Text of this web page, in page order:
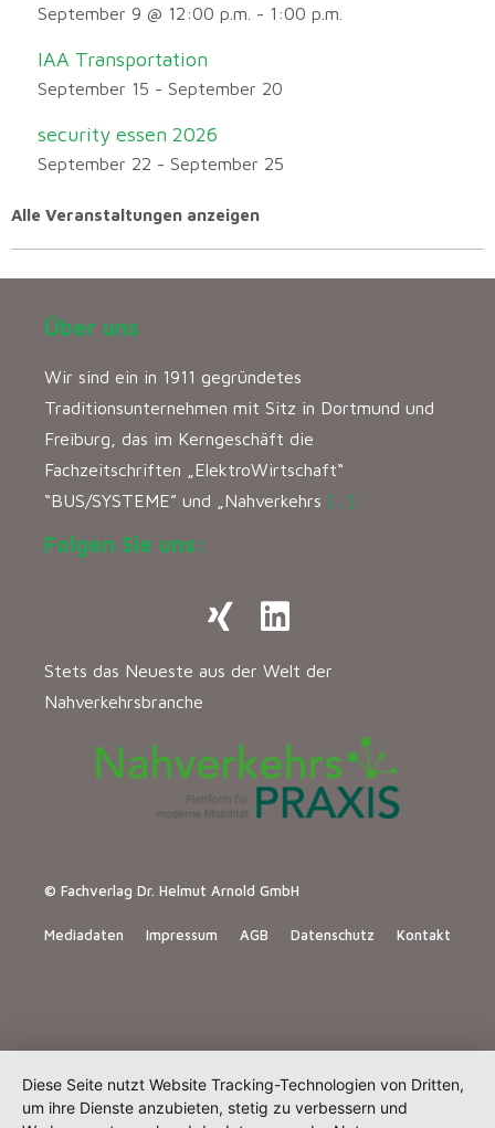
September 9 @ 12:00 p.m. - 1:00 p.m.
IAA Transportation
September 15 - September 20
security essen 2026
September 22 - September 25
Alle Veranstaltungen anzeigen
Über uns
Wir sind ein in 1911 gegründetes
Traditionsunternehmen mit Sitz in Dortmund und
Freiburg, das im Kerngeschäft die
Fachzeitschriften „ElektroWirtschaft“
“BUS/SYSTEME” und „Nahverkehrs […]
Folgen Sie uns:
Stets das Neueste aus der Welt der
Nahverkehrsbranche
© Fachverlag Dr. Helmut Arnold GmbH
Mediadaten Impressum AGB Datenschutz Kontakt
Diese Seite nutzt Website Tracking-Technologien von Dritten,
um ihre Dienste anzubieten, stetig zu verbessern und